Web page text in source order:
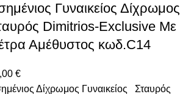
Γυναικείος Δίχρωμος
Dimitrios-Exclusive Με
Αμέθυστος κωδ.C14
€
Δίχρωμος Γυναικείος Σταυρός